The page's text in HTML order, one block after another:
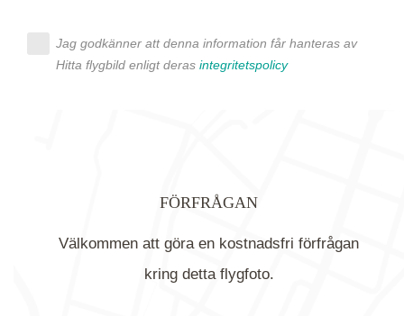
Jag godkänner att denna information får hanteras av
Hitta flygbild enligt deras integritetspolicy
FÖRFRÅGAN
Välkommen att göra en kostnadsfri förfrågan
kring detta flygfoto.